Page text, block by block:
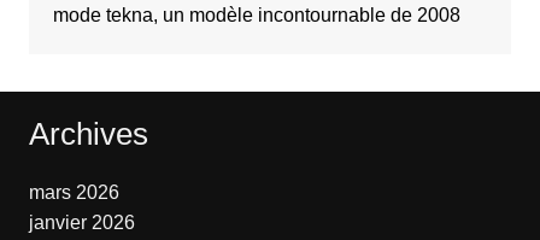
mode tekna, un modèle incontournable de 2008
Archives
mars 2026
janvier 2026